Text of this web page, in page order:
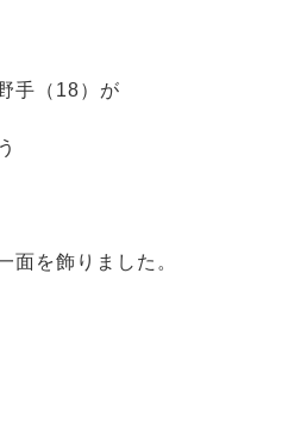
手（18）が
面を飾りました。